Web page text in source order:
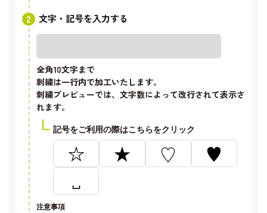
文字・記号を入力する
全角10文字まで
刺繍は一行内で加工いたします。
刺繍プレビューでは、文字数によって改行されて表示さ
れます。
記号をご利用の際はこちらをクリック
☆ ★ ♡
♥
␣
注意事項